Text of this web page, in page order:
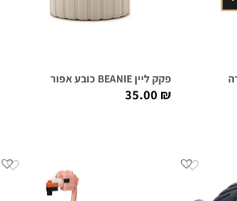
פקק ליין BEANIE כובע אפור
35.00₪